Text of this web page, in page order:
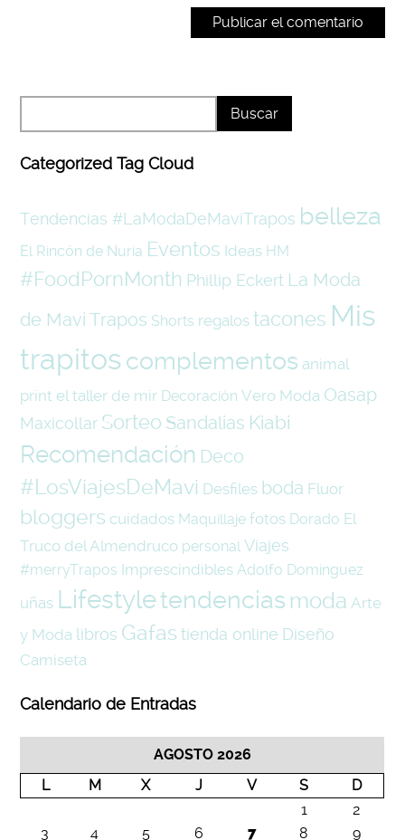
Categorized Tag Cloud
Tendencias #LaModaDeMaviTrapos belleza
El Rincón de Nuria Eventos Ideas HM
#FoodPornMonth Phillip Eckert La Moda
de Mavi Trapos Shorts regalos tacones Mis
trapitoscomplementos animal
print el taller de mir Decoración Vero Moda Oasap
Maxicollar Sorteo Sandalias Kiabi
Recomendación Deco
#LosViajesDeMavi Desfiles boda Fluor
bloggers cuidados Maquillaje fotos Dorado El
Truco del Almendruco personal Viajes
#merryTrapos Imprescindibles Adolfo Domínguez
uñas Lifestyletendencias moda Arte
y Moda libros Gafas tienda online Diseño
Camiseta
Calendario de Entradas
AGOSTO 2026
L
M X J V S
D
1
2
3
4 5 6 7 8 9